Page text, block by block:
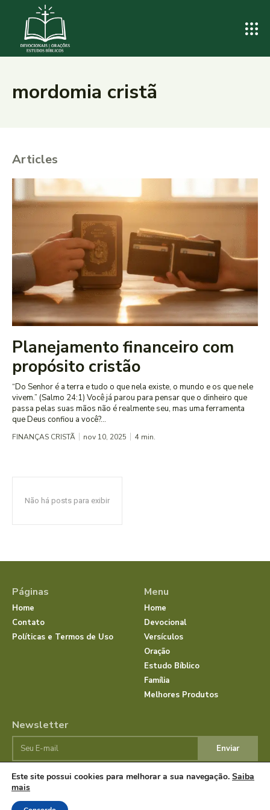
mordomia cristã
Articles
Planejamento financeiro com
propósito cristão
“Do Senhor é a terra e tudo o que nela existe, o mundo e os que nele
vivem.” (Salmo 24:1) Você já parou para pensar que o dinheiro que
passa pelas suas mãos não é realmente seu, mas uma ferramenta
que Deus confiou a você?...
FINANÇAS CRISTÃ nov 10, 2025 4 min.
Não há posts para exibir
Páginas
Home
Contato
Políticas e Termos de Uso
Menu
Home
Devocional
Versículos
Oração
Estudo Bíblico
Família
Melhores Produtos
Newsletter
Enviar
© Dias com Jesus 2025 | Todos os direitos reservados.
Este site possui cookies para melhorar a sua navegação. Saiba
mais